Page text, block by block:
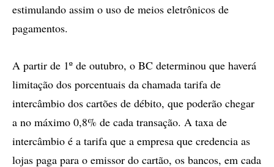
estimulando assim o uso de meios eletrônicos de
pagamentos.
A partir de 1º de outubro, o BC determinou que haverá
limitação dos porcentuais da chamada tarifa de
intercâmbio dos cartões de débito, que poderão chegar
a no máximo 0,8% de cada transação. A taxa de
intercâmbio é a tarifa que a empresa que credencia as
lojas paga para o emissor do cartão, os bancos, em cada